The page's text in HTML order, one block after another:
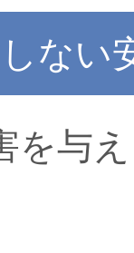
ない
を与